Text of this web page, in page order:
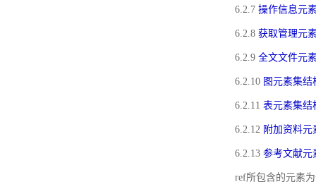
6.2.7 操作信息元
6.2.8 获取管理元
6.2.9 全文文件元
6.2.10 图元素集结
6.2.11 表元素集结
6.2.12 附加资料元
6.2.13 参考文献元
ref所包含的元素